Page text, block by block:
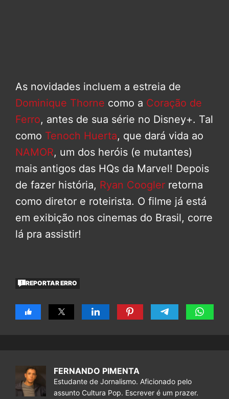
As novidades incluem a estreia de
Dominique Thorne como a Coração de
Ferro, antes de sua série no Disney+. Tal
como Tenoch Huerta, que dará vida ao
NAMOR, um dos heróis (e mutantes)
mais antigos das HQs da Marvel! Depois
de fazer história, Ryan Coogler retorna
como diretor e roteirista. O filme já está
em exibição nos cinemas do Brasil, corre
lá pra assistir!
REPORTAR ERRO
FERNANDO PIMENTA
Estudante de Jornalismo. Aficionado pelo
assunto Cultura Pop. Escrever é um prazer.